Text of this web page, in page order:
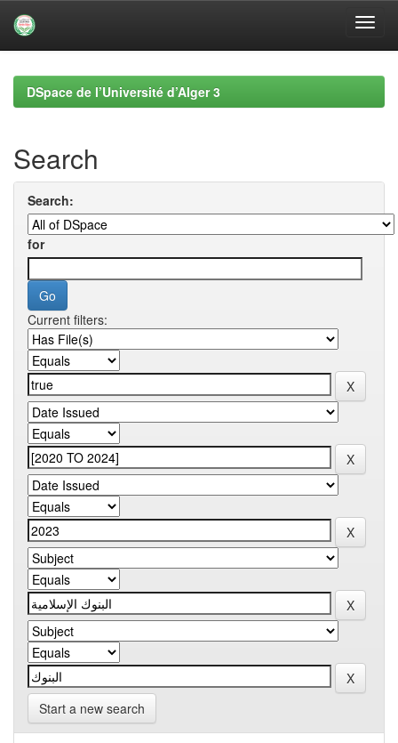
navigationDSpace de l’Université d’Alger 3
Search
Search:
for
Current filters:
Start a new search